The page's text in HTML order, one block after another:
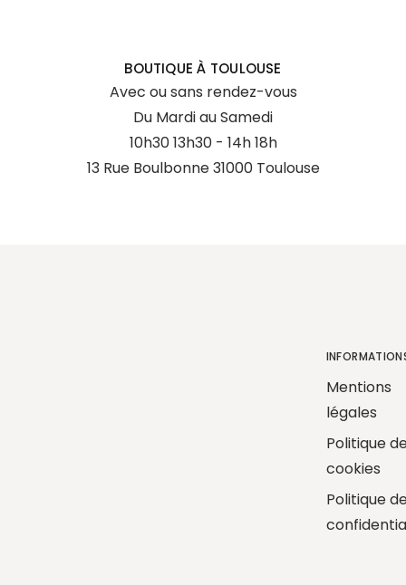
BOUTIQUE À TOULOUSE
Avec ou sans rendez-vous
Du Mardi au Samedi
10h30 13h30 - 14h 18h
13 Rue Boulbonne 31000 Toulouse
Mentions
légales
Politique
cookies
Politique